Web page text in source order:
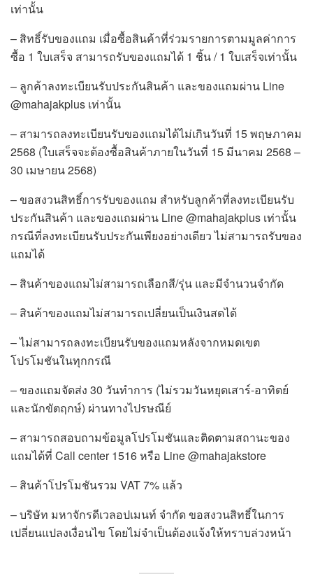
เท่านั้น
– สิทธิ์รับของแถม เมื่อซื้อสินค้าที่ร่วมรายการตามมูลค่าการ
ซื้อ 1 ใบเสร็จ สามารถรับของแถมได้ 1 ชิ้น / 1 ใบเสร็จเท่านั้น
– ลูกค้าลงทะเบียนรับประกันสินค้า และของแถมผ่าน Line
@mahajakplus เท่านั้น
– สามารถลงทะเบียนรับของแถมได้ไม่เกินวันที่ 15 พฤษภาคม
2568 (ใบเสร็จจะต้องซื้อสินค้าภายในวันที่ 15 มีนาคม 2568 –
30 เมษายน 2568)
– ขอสงวนสิทธิ์การรับของแถม สำหรับลูกค้าที่ลงทะเบียนรับ
ประกันสินค้า และของแถมผ่าน Line @mahajakplus เท่านั้น
กรณีที่ลงทะเบียนรับประกันเพียงอย่างเดียว ไม่สามารถรับของ
แถมได้
– สินค้าของแถมไม่สามารถเลือกสี/รุ่น และมีจำนวนจำกัด
– สินค้าของแถมไม่สามารถเปลี่ยนเป็นเงินสดได้
– ไม่สามารถลงทะเบียนรับของแถมหลังจากหมดเขต
โปรโมชันในทุกกรณี
– ของแถมจัดส่ง 30 วันทำการ (ไม่รวมวันหยุดเสาร์-อาทิตย์
และนักขัตฤกษ์) ผ่านทางไปรษณีย์
– สามารถสอบถามข้อมูลโปรโมชันและติดตามสถานะของ
แถมได้ที่ Call center 1516 หรือ Line @mahajakstore
– สินค้าโปรโมชันรวม VAT 7% แล้ว
– บริษัท มหาจักรดีเวลอปเมนท์ จำกัด ขอสงวนสิทธิ์ในการ
เปลี่ยนแปลงเงื่อนไข โดยไม่จำเป็นต้องแจ้งให้ทราบล่วงหน้า